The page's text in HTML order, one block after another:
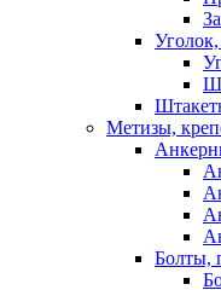
Метизы,
Болты,